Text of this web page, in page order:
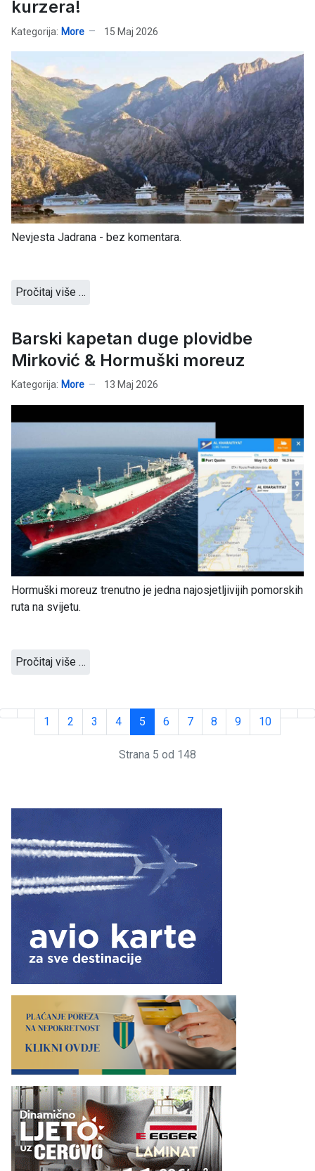
kurzera!
Kategorija: More 15 Maj 2026
Nevjesta Jadrana - bez komentara.
Pročitaj više …
Barski kapetan duge plovidbe
Mirković & Hormuški moreuz
Kategorija: More 13 Maj 2026
Hormuški moreuz trenutno je jedna najosjetljivijih pomorskih
ruta na svijetu.
Pročitaj više …
1 2 3 4 5 6 7 8 9 10
Strana 5 od 148